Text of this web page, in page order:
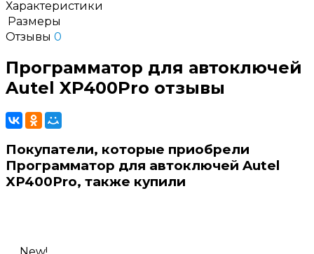
Характеристики
Размеры
Отзывы 0
Программатор для автоключей
Autel XP400Pro отзывы
Покупатели, которые приобрели
Программатор для автоключей Autel
XP400Pro, также купили